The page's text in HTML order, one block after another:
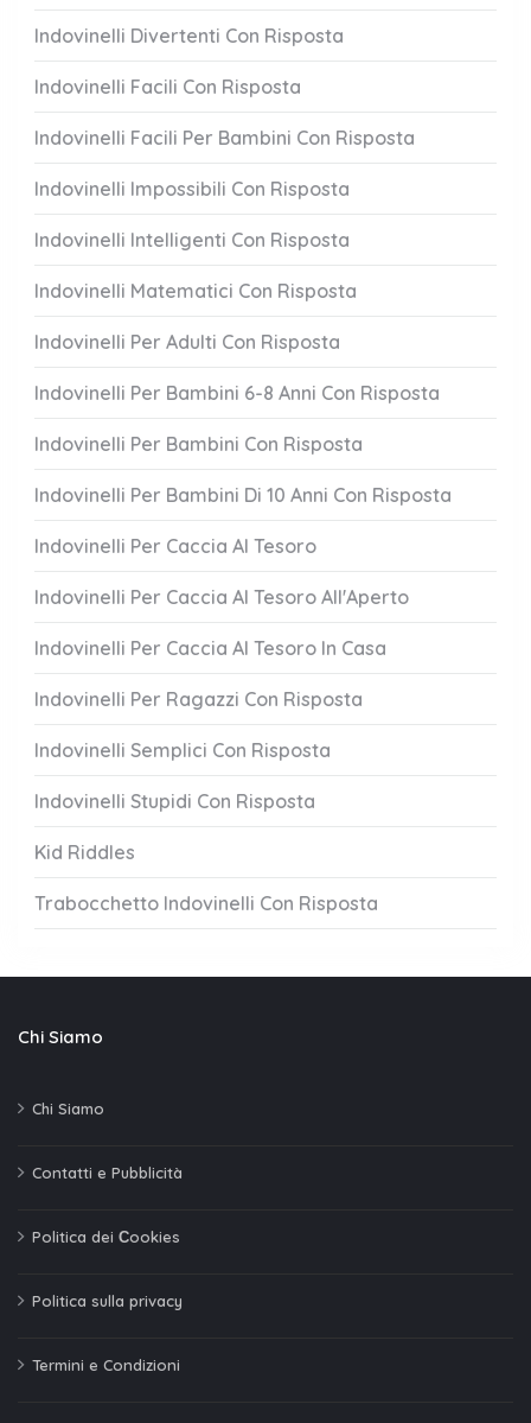
Indovinelli Divertenti Con Risposta
Indovinelli Facili Con Risposta
Indovinelli Facili Per Bambini Con Risposta
Indovinelli Impossibili Con Risposta
Indovinelli Intelligenti Con Risposta
Indovinelli Matematici Con Risposta
Indovinelli Per Adulti Con Risposta
Indovinelli Per Bambini 6-8 Anni Con Risposta
Indovinelli Per Bambini Con Risposta
Indovinelli Per Bambini Di 10 Anni Con Risposta
Indovinelli Per Caccia Al Tesoro
Indovinelli Per Caccia Al Tesoro All'Aperto
Indovinelli Per Caccia Al Tesoro In Casa
Indovinelli Per Ragazzi Con Risposta
Indovinelli Semplici Con Risposta
Indovinelli Stupidi Con Risposta
Kid Riddles
Trabocchetto Indovinelli Con Risposta
Chi Siamo
Chi Siamo
Contatti e Pubblicità
Politica dei Сookies
Politica sulla privacy
Termini e Condizioni